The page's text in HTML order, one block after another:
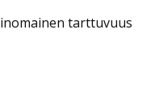
tarttuvuus